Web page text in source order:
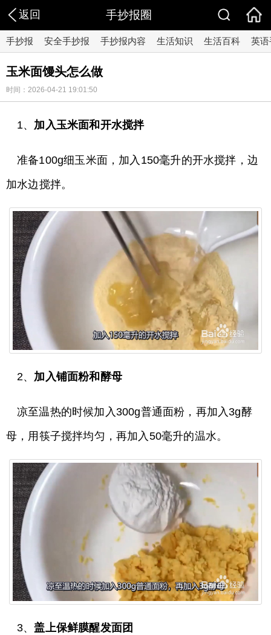
返回 手抄报圈
手抄报 安全手抄报 手抄报内容 生活知识 生活百科 英
玉米面馒头怎么做
时间：2026-04-21 19:01:50
1、 加入玉米面和开水搅拌
准备100g细玉米面，加入150毫升的开水搅拌，边
加水边搅拌。
2、 加入铺面粉和酵母
凉至温热的时候加入300g普通面粉，再加入3g酵
母，用筷子搅拌均匀，再加入50毫升的温水。
3、盖上保鲜膜醒发面团